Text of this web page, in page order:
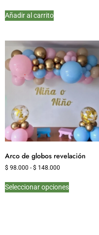
Añadir al carrito
Arco de globos revelación
$ 98.000 - $ 148.000
Seleccionar opciones